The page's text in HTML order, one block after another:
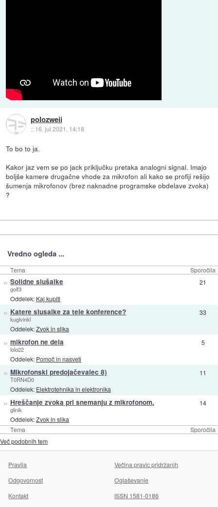
polozweii
:: 16. jul 2021, 14:18
To bo to ja.
Kakor jaz vem se po jack priključku pretaka analogni signal. Imajo
boljše kamere drugačne vhode za mikrofon ali kako se profiji rešijo
šumenja mikrofonov (brez naknadne programske obdelave zvoka)
?
Vredno ogleda ...
Tema Sporočila
Tema Sporočila
» Solidne slušalke
golf3
Oddelek: Kaj kupiti
21
» Katere slusalke za tele konference?
kuglvinkl
Oddelek:Zvok in slika
33
» mikrofon ne dela
lolo22
Oddelek: Pomoč in nasveti
5
» Mikrofonski predojačevalec 8)
T0RN4D0
Oddelek: Elektrotehnika in elektronika
11
» Hreščanje zvoka pri snemanju z mikrofonom.
glinik
Oddelek:Zvok in slika
14
Več podobnih tem
Pravila
Večina pravic pridržanih
Odgovornost
Oglaševanje
Kontakt
ISSN 1581-0186